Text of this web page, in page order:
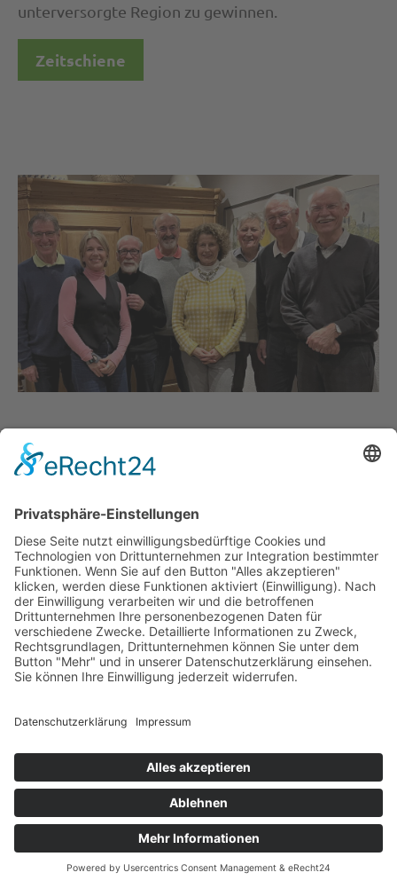
unterversorgte Region zu gewinnen.
Zeitschiene
ist ein Team erfahrener Personen, die sich bereits
aus der Zeit der Klinikinitiative kennen. Darunter
sind ehemalige Klinikärzte und Menschen aus der
Wirtschaft, Medizin und Erfahrung in der
Kommunalpolitik. Unterstützt werden wir durch
kompetente Berater aus Wirtschaft und
Gesellschaft.
Dr. Helmut Groß, Elke Rees (Stellv. Vorsitzende),
Gerhard Niklewski, Kurt Klaiber (Kassier), Eva
Maria Pfeiffer (Schriftführerin), Dr. Charlie Oehrle,
Jürgen Elsner, Dr. Albrecht Dapp (Vorsitzender)
Alle Vorstandsmitglieder